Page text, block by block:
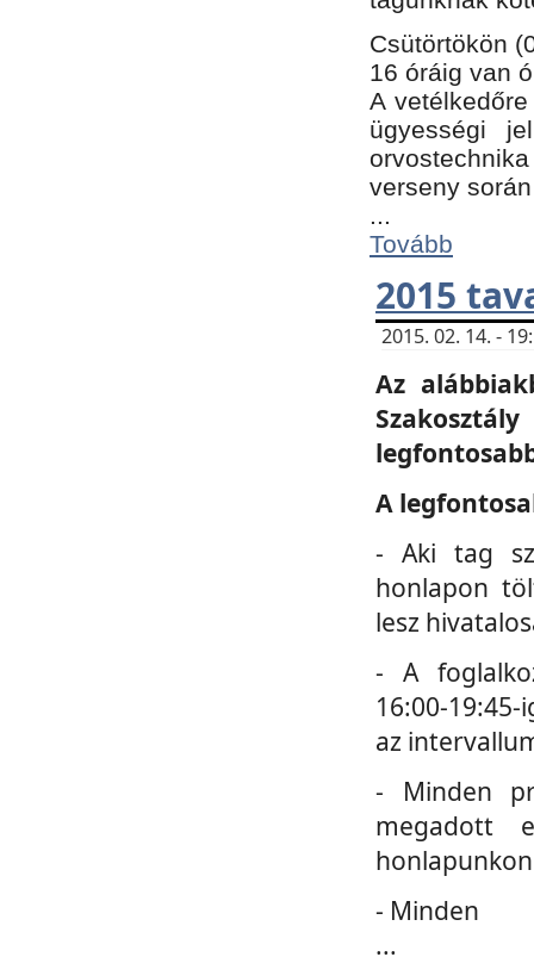
Csütörtökön
16 óráig van
A
ügyességi
verseny
...
Tovább
2015
2015. 02. 14. -
Az
A
- Aki tag
honlapon
lesz
- A
16:00-
az
- Minden
megadott
- Minden
...